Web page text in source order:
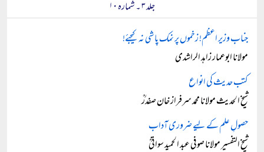
جلد ۳ ۔ شمارہ ۱۰
جناب وزیر اعظم! زخموں پر نمک پاشی نہ کیجئے!
مولانا ابوعمار زاہد الراشدی
کتب حدیث کی انواع
شیخ الحدیث مولانا محمد سرفراز خان صفدرؒ
حصولِ علم کے لیے ضروری آداب
شیخ التفسیر مولانا صوفی عبد الحمید سواتیؒ